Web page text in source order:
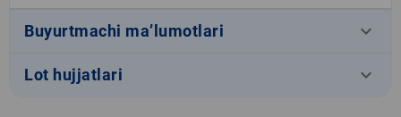
Buyurtmachi ma’lumotlari keyboard_arrow_down
Lot hujjatlari keyboard_arrow_down